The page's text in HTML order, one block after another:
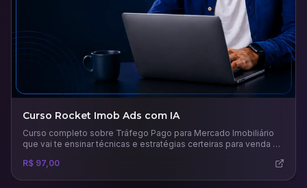
Curso Rocket Imob Ads com IA
Curso completo sobre Tráfego Pago para Mercado Imobiliário
que vai te ensinar técnicas e estratégias certeiras para venda e
R$ 97,00